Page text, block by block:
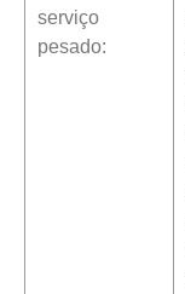
serviço
pesado: